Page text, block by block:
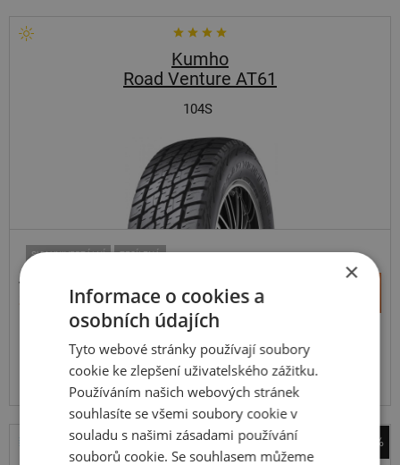
Kumho
Road Venture AT61
104S
SUV-UNIVERZÁLNÍ ZESÍLENÁ
4 116 Kč
3 893 Kč
SKLADEM Expedujeme do 5 dnů
Na prodejně v Opavě do 5 dnů.
Centrální sklad 20 ks.
-42%
×
Informace o cookies a
osobních údajích
Tyto webové stránky používají soubory
cookie ke zlepšení uživatelského zážitku.
Používáním našich webových stránek
souhlasíte se všemi soubory cookie v
souladu s našimi zásadami používání
souborů cookie. Se souhlasem můžeme